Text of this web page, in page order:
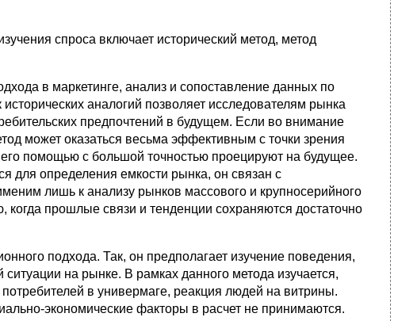
спроса включает исторический метод, метод
в маркетинге, анализ и сопоставление данных по
аналогий позволяет исследователям рынка
предпо­чтений в будущем. Если во внимание
может оказаться весьма эффективным с точки зрения
помощью с большой точно­стью проецируют на будущее.
для определения емкости рынка, он связан с
лишь к анализу рынков массового и крупносерийного
когда прошлые связи и тенденции сохраняются достаточно
подхода. Так, он предполагает изучение поведения,
на рынке. В рамках данного метода изуча­ется,
в универмаге, реакция людей на витрины.
экономические факторы в расчет не принимаются.